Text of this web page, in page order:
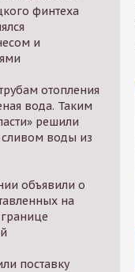
финтеха
и
отопления
вода. Таким
решили
сливом воды из
объявили о
на
поставку